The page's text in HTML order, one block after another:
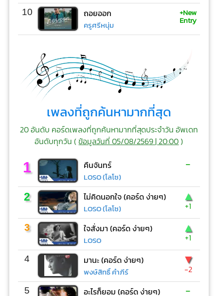
10 ถอยออก
ครูศรีหนุ่ม
+New
Entry
เพลงที่ถูกค้นหามากที่สุด
20 อันดับ คอร์ดเพลงที่ถูกค้นหามากที่สุดประจำวัน อัพเดท
อันดับทุกวัน (ข้อมูลวันที่ 05/08/2569 | 20:00)
1 คืนจันทร์
LOSO (โลโซ)
-
2 ไม่คิดนอกใจ (คอร์ด ง่ายๆ)
LOSO (โลโซ)
▲
+1
3 ใจสั่งมา (คอร์ด ง่ายๆ)
LOSO
▲
+1
4 มานะ (คอร์ด ง่ายๆ)
พงษ์สิทธิ์ คำภีร์
▼
-2
5 อะไรก็ยอม (คอร์ด ง่ายๆ) -